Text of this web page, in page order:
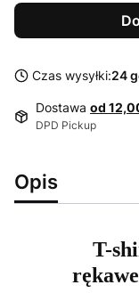
Czas wysyłki:24
Dostawa od
DPD Pickup
Opis
T-